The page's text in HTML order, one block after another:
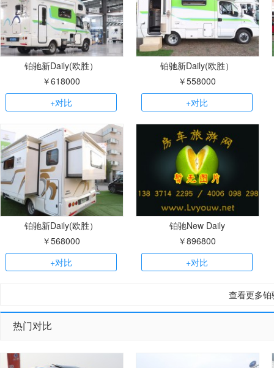
铂驰新Daily(欧胜）
￥618000
+对比
铂驰新Daily(欧胜）
￥558000
+对比
铂驰新Daily(欧胜）
￥568000
+对比
铂驰New Daily
￥896800
+对比
查看更多
热门对比